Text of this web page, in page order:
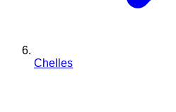
Chelles